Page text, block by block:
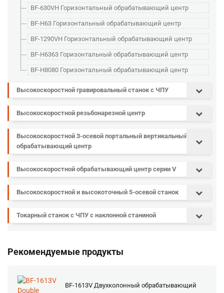
BF-630VH Горизонтальный обрабатывающий центр
BF-H63 Горизонтальный обрабатывающий центр
BF-1290VH Горизонтальный обрабатывающий центр
BF-H6363 Горизонтальный обрабатывающий центр
BF-H8080 Горизонтальный обрабатывающий центр
Высокоскоростной гравировальный станок с ЧПУ
Высокоскоростной резьбонарезной центр
Высокоскоростной 3-осевой портальный вертикальный
обрабатывающий центр
Высокоскоростной обрабатывающий центр серии V
Высокоскоростной и высокоточный 5-осевой станок
Токарный станок с ЧПУ с наклонной станиной
Рекомендуемые продукты
BF-1613V Двухколонный обрабатывающий